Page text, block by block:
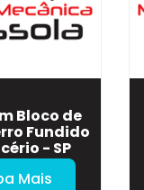
Bloco de
Fundido
- SP
Mais